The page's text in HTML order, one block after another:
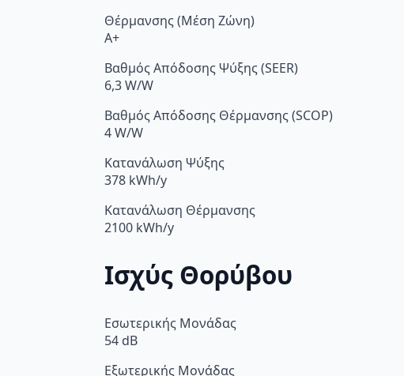
Θέρμανσης (Μέση Ζώνη)
A+
Βαθμός Απόδοσης Ψύξης (SEER)
6,3 W/W
Βαθμός Απόδοσης Θέρμανσης (SCOP)
4 W/W
Κατανάλωση Ψύξης
378 kWh/y
Κατανάλωση Θέρμανσης
2100 kWh/y
Ισχύς Θορύβου
Εσωτερικής Μονάδας
54 dB
Εξωτερικής Μονάδας